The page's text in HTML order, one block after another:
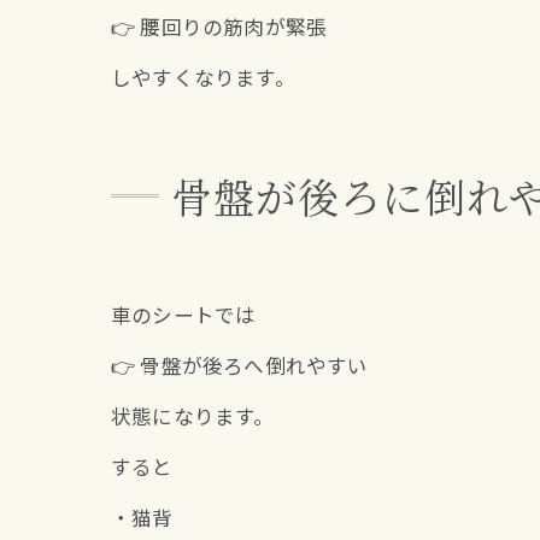
👉 腰回りの筋肉が緊張
しやすくなります。
骨盤が後ろに倒れ
車のシートでは
👉 骨盤が後ろへ倒れやすい
状態になります。
すると
・猫背